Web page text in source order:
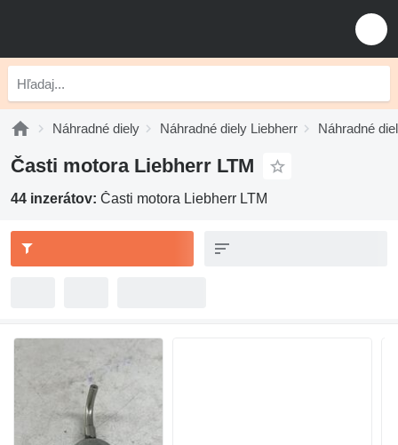
Náhradné diely Náhradné diely Liebherr Náhradné
Časti motora Liebherr LTM
44 inzerátov: Časti motora Liebherr LTM